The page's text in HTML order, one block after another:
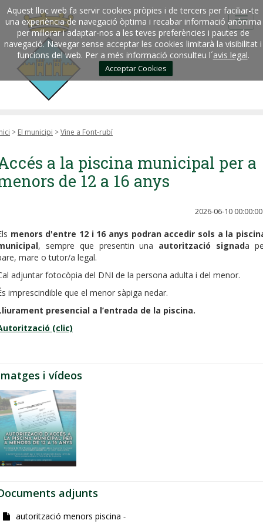
Aquest lloc web fa servir cookies pròpies i de tercers per faciliar-te
una experiència de navegació òptima i recabar informació anònima
per millorar i adaptar-nos a les teves preferències i pautes de
navegació. Navegar sense acceptar les cookies limitarà la visibilitat i
funcions del web. Per a més informació consulteu l´avis legal.
Acceptar Cookies
> El municipi >Vine a Font-rubí
a la piscina municipal per a
de 12 a 16 anys
2026-06-10 00:00:00
menors d'entre 12 i 16 anys podran accedir sols a la
, sempre que presentin una autorització signada
mare o tutor/a legal.
adjuntar fotocòpia del DNI de la persona adulta i del menor.
imprescindible que el menor sàpiga nedar.
presencial a l’entrada de la piscina.
(clic)
i vídeos
adjunts
autorització menors piscina -